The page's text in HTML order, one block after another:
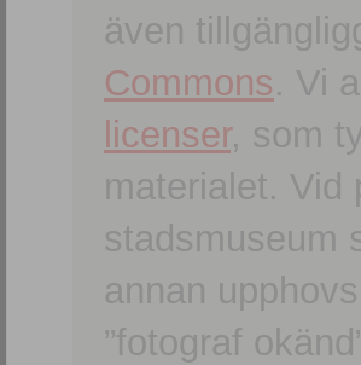
även
Commons. Vi
licenser, som
materialet. Vid
stadsmuseum
annan
”fotograf